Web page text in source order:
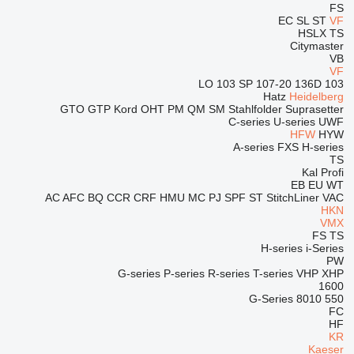
FS
EC SL ST VF
HSLX TS
Citymaster
VB
VF
103 LO
103 SP 107-20 136D
Hatz Heidelberg
GTO GTP Kord OHT PM QM SM Stahlfolder Suprasetter
C-series U-series UWF
HFW HYW
A-series FXS H-series
TS
Kal Profi
EB EU WT
AC AFC BQ CCR CRF HMU MC PJ SPF ST StitchLiner VAC
HKN
VMX
FS TS
H-series i-Series
PW
G-series P-series R-series T-series VHP XHP
1600
550
8010
G-Series
FC
HF
KR
Kaeser